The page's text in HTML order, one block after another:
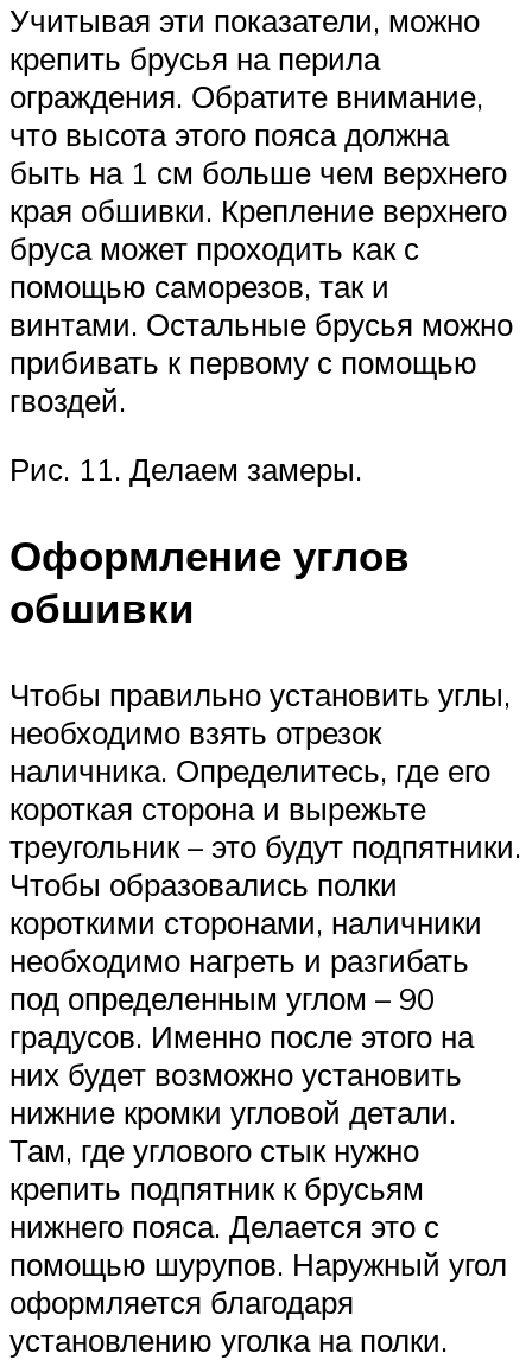
Учитывая эти показатели, можно
крепить брусья на перила
ограждения. Обратите внимание,
что высота этого пояса должна
быть на 1 см больше чем верхнего
края обшивки. Крепление верхнего
бруса может проходить как с
помощью саморезов, так и
винтами. Остальные брусья можно
прибивать к первому с помощью
гвоздей.
Рис. 11. Делаем замеры.
Оформление углов
обшивки
Чтобы правильно установить углы,
необходимо взять отрезок
наличника. Определитесь, где его
короткая сторона и вырежьте
треугольник – это будут подпятники.
Чтобы образовались полки
короткими сторонами, наличники
необходимо нагреть и разгибать
под определенным углом – 90
градусов. Именно после этого на
них будет возможно установить
нижние кромки угловой детали.
Там, где углового стык нужно
крепить подпятник к брусьям
нижнего пояса. Делается это с
помощью шурупов. Наружный угол
оформляется благодаря
установлению уголка на полки.